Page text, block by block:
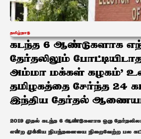
தமிழ்நாடு
கடந்த 6 ஆண்டுகளாக
தேர்தலிலும்
அம்மா மக்கள் கழகம்’
தமிழகத்தை சேர்ந்த 24
இந்திய தேர்தல்
2019 முதல் கடந்த 6 ஆண்டுகளாக ஒரு
என்ற முக்கிய நிபந்தனையை நிறைவேற்ற பல